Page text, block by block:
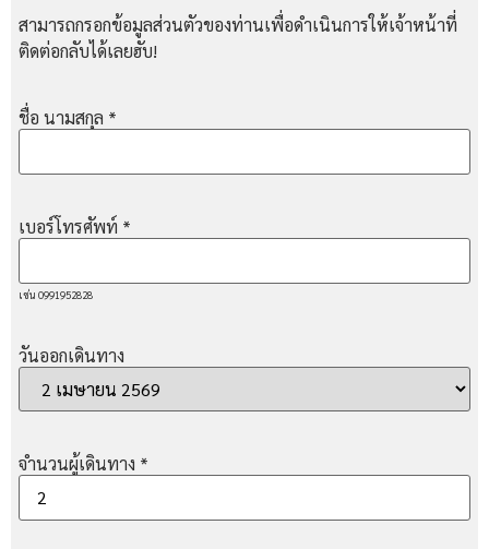
สามารถกรอกข้อมูลส่วนตัวของท่านเพื่อดำเนินการให้เจ้าหน้าที่
ติดต่อกลับได้เลยฮับ!
ชื่อ นามสกุล *
เบอร์โทรศัพท์ *
เช่น 0991952828
วันออกเดินทาง
จำนวนผู้เดินทาง *